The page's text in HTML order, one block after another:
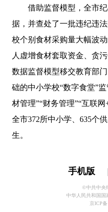
借助监督模型，全市纪
据，并查处了一批违纪违
校个别食材采购量大幅波
人虚增食材套取资金、贪
数据监督模型移交教育部
础的中小学校“数字食堂”
材管理”“财务管理”“互联
全市372所中小学、635个
生。
手机版 |
©中共中央
中华人民共和国国
京ICP备